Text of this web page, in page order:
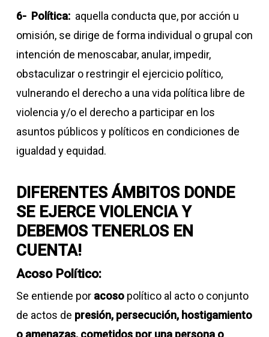
6- Política:aquella conducta que, por acción u
omisión, se dirige de forma individual o grupal con
intención de menoscabar, anular, impedir,
obstaculizar o restringir el ejercicio político,
vulnerando el derecho a una vida política libre de
violencia y/o el derecho a participar en los
asuntos públicos y políticos en condiciones de
igualdad y equidad.
DIFERENTES ÁMBITOS DONDE
SE EJERCE VIOLENCIA Y
DEBEMOS TENERLOS EN
CUENTA!
Acoso Político:
Se entiende poracosopolítico al acto o conjunto
de actos de presión, persecución, hostigamiento
o amenazas, cometidos por una persona o